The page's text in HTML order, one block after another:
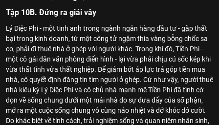
Tập 10B. Đứng ra giải vây
Lý Diệc Phi - một tinh anh trong ngành ngân hàng đầu tư - gặp thất
bại trong kinh doanh, từ một công tử ngậm thìa vàng bỗng chốc sa
cơ, phải đi thuê nhà ở ghép với người khác. Trong khi đó, Tiền Phi -
một cô gái dân văn phòng điển hình - lại vừa phải chịu cú sốc kép khi
vừa thất tình vừa thất nghiệp. Để giảm bớt áp lực trả góp tiền mua
nhà, cô quyết định đăng tin tìm người ở ghép. Cứ như vậy, người thuê
nhà kiêu kỳ Lý Diệc Phi và cô chủ nhà mạnh mẽ Tiền Phi đã tình cờ
dọn về sống chung dưới một mái nhà do sự đưa đẩy của số phận,
mở ra một cuộc sống chung vô cùng náo nhiệt và dở khóc dở cười.
Do khác biệt về tính cách, trải nghiệm sống và quan niệm nhân sinh,